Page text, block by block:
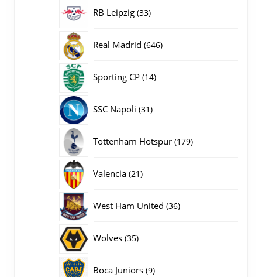
RB Leipzig 3333
Real Madrid 646646
Sporting CP 1414
SSC Napoli 3131
Tottenham Hotspur 179179
Valencia 2121
West Ham United 3636
Wolves 3535
Boca Juniors 99